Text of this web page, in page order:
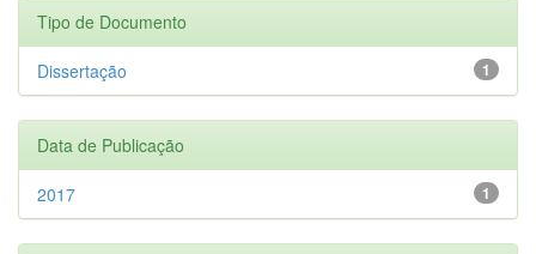
Tipo de Documento
1
Dissertação
Data de Publicação
1
2017